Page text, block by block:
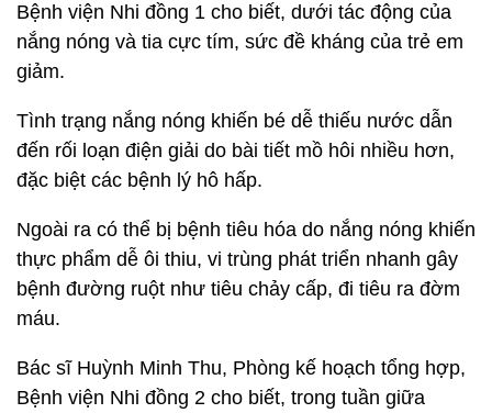
Bệnh viện Nhi đồng 1 cho biết, dưới tác động của
nắng nóng và tia cực tím, sức đề kháng của trẻ em
giảm.
Tình trạng nắng nóng khiến bé dễ thiếu nước dẫn
đến rối loạn điện giải do bài tiết mồ hôi nhiều hơn,
đặc biệt các bệnh lý hô hấp.
Ngoài ra có thể bị bệnh tiêu hóa do nắng nóng khiến
thực phẩm dễ ôi thiu, vi trùng phát triển nhanh gây
bệnh đường ruột như tiêu chảy cấp, đi tiêu ra đờm
máu.
Bác sĩ Huỳnh Minh Thu, Phòng kế hoạch tổng hợp,
Bệnh viện Nhi đồng 2 cho biết, trong tuần giữa